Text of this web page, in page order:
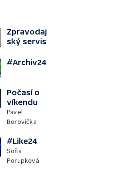
Zpravodaj
ský servis
#Archiv24
Počasí o
víkendu
Pavel
Borovička
#Like24
Soňa
Porupková